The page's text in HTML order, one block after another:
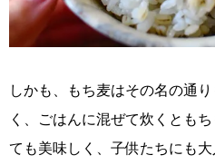
しかも、もち麦はその名の通
く、ごはんに混ぜて炊くとも
ても美味しく、子供たちにも大